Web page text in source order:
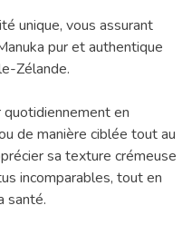
unique, vous assurant
pur et authentique
Zélande.
en
de manière ciblée tout au
sa texture crémeuse
incomparables, tout en
santé.